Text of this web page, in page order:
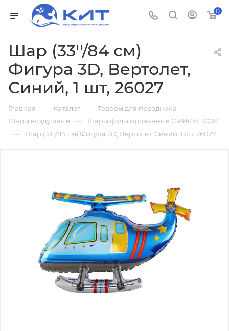
0
Шар (33''/84 см)
Фигура 3D, Вертолет,
Синий, 1 шт, 26027
Главная — Каталог — Товары для праздника —
Шары воздушные — Шары фольгированные С РИСУНКОМ
— Шар (33''/84 см) Фигура 3D, Вертолет, Синий, 1 шт, 26027